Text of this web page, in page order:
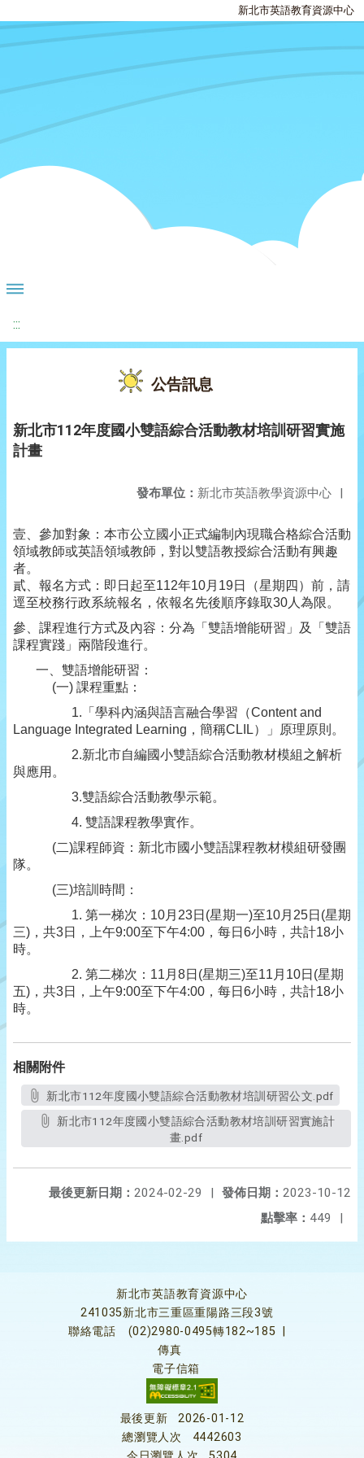
新北市英語教育資源中心
:::
公告訊息
新北市112年度國小雙語綜合活動教材培訓研習實施
計畫
發布單位： 新北市英語教學資源中心 |
壹、參加對象：本市公立國小正式編制內現職合格綜合活動
領域教師或英語領域教師，對以雙語教授綜合活動有興趣
者。
貳、報名方式：即日起至112年10月 19日（星期四）前，請
逕至校務行政系統報名，依報名先後順序錄取30 人為限。
參、 課程進行方式及內容：分為「雙語增能研習」及「雙語
課程實踐」兩階段進行。
一、雙語增能研習：
(一) 課程重點：
1. 「學科內涵與語言融合學習（Content and
Language Integrated Learning ，簡稱CLIL）」原理原則。
2.新北市自編國小雙語綜合活動教材模組之解析
與應用。
3.雙語綜合活動教學示範。
4. 雙語課程教學實作。
(二)課程師資：新北市國小雙語課程教材模組研發團
隊。
(三)培訓時間：
1. 第一梯次： 10月 23日 (星期一)至10月 25日 (星期
三) ，共3日，上午9:00至下午4:00 ，每日 6小時，共計18小
時。
2. 第二梯次： 11 月 8日 (星期三)至11 月 10日 (星期
五) ，共3日，上午9:00至下午4:00 ，每日 6小時，共計18小
時。
相關附件
新北市112年度國小雙語綜合活動教材培訓研習公文.pdf
畫.pdf
發佈日期： 2023-10-12
最後更新日期： 2024-02-29
|
點擊率： 449 |
新北市英語教育資源中心
241035新北市三重區重陽路三段3號
聯絡電話
(02)2980-0495轉182~185
傳真
電子信箱
最後更新
2026-01-12
總瀏覽人次
4442603